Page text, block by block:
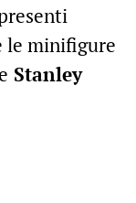
le minifigure
Stanley